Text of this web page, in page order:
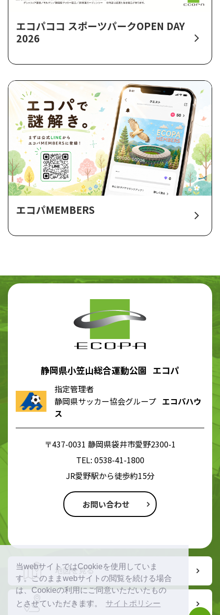
当webサイトではCookieを使用していま
す。このままwebサイトの閲覧を続ける場合
は、Cookieの利用にご同意いただいたもの
とさせていただきます。
サイトポリシー
エコパココ スポーツパークOPEN DAY
2026
エコパMEMBERS
静岡県小笠山総合運動公園 エコパ
指定管理者
静岡県サッカー協会グループ エコパハウ
ス
〒437-0031 静岡県袋井市愛野2300-1
TEL: 0538-41-1800
JR愛野駅から徒歩約15分
お問い合わせ
地図を見る
ルート検索